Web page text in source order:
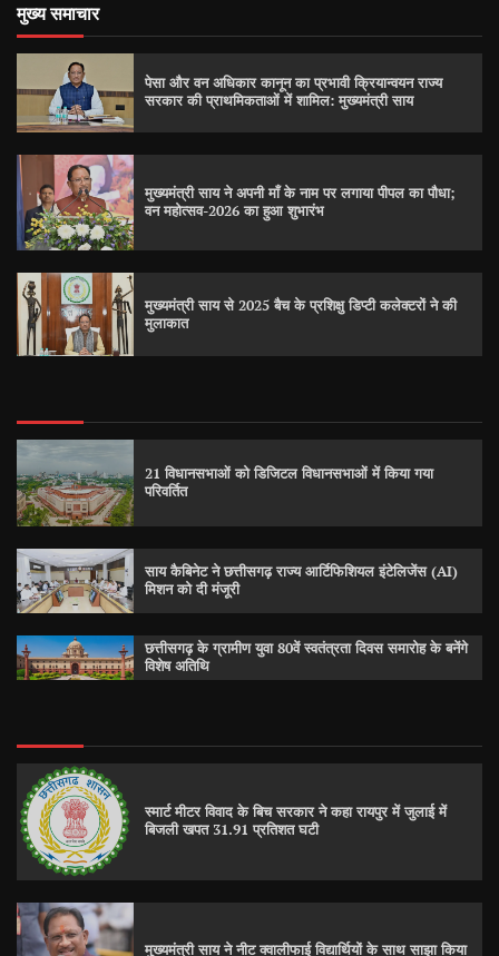
मुख्य समाचार
पेसा और वन अधिकार कानून का प्रभावी क्रियान्वयन राज्य
सरकार की प्राथमिकताओं में शामिल: मुख्यमंत्री साय
मुख्यमंत्री साय ने अपनी माँ के नाम पर लगाया पीपल का पौधा;
वन महोत्सव-2026 का हुआ शुभारंभ
मुख्यमंत्री साय से 2025 बैच के प्रशिक्षु डिप्टी कलेक्टरों ने की
मुलाकात
21 विधानसभाओं को डिजिटल विधानसभाओं में किया गया
परिवर्तित
साय कैबिनेट ने छत्तीसगढ़ राज्य आर्टिफिशियल इंटेलिजेंस (AI)
मिशन को दी मंजूरी
छत्तीसगढ़ के ग्रामीण युवा 80वें स्वतंत्रता दिवस समारोह के बनेंगे
विशेष अतिथि
स्मार्ट मीटर विवाद के बिच सरकार ने कहा रायपुर में जुलाई में
बिजली खपत 31.91 प्रतिशत घटी
मुख्यमंत्री साय ने नीट क्वालीफाई विद्यार्थियों के साथ साझा किया